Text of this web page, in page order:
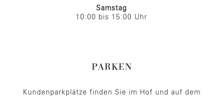
Samstag
10:00 bis 15:00 Uhr
PARKEN
Kundenparkplätze finden Sie im Hof und auf dem